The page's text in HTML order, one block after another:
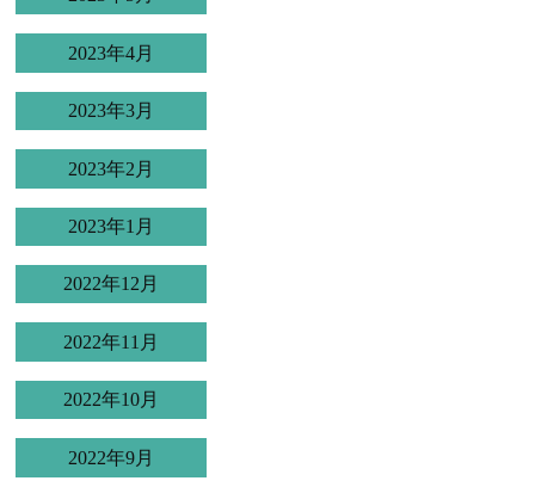
2023年4月
2023年3月
2023年2月
2023年1月
2022年12月
2022年11月
2022年10月
2022年9月